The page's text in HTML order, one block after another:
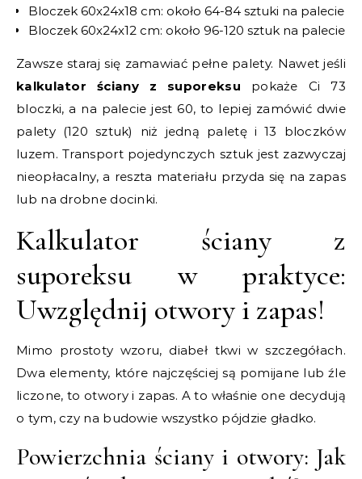
Bloczek 60x24x18 cm: około 64-84 sztuki na palecie
Bloczek 60x24x12 cm: około 96-120 sztuk na palecie
Zawsze staraj się zamawiać pełne palety. Nawet jeśli
kalkulator ściany z suporeksu pokaże Ci 73
bloczki, a na palecie jest 60, to lepiej zamówić dwie
palety (120 sztuk) niż jedną paletę i 13 bloczków
luzem. Transport pojedynczych sztuk jest zazwyczaj
nieopłacalny, a reszta materiału przyda się na zapas
lub na drobne docinki.
Kalkulator ściany z
suporeksu w praktyce:
Uwzględnij otwory i zapas!
Mimo prostoty wzoru, diabeł tkwi w szczegółach.
Dwa elementy, które najczęściej są pomijane lub źle
liczone, to otwory i zapas. A to właśnie one decydują
o tym, czy na budowie wszystko pójdzie gładko.
Powierzchnia ściany i otwory: Jak